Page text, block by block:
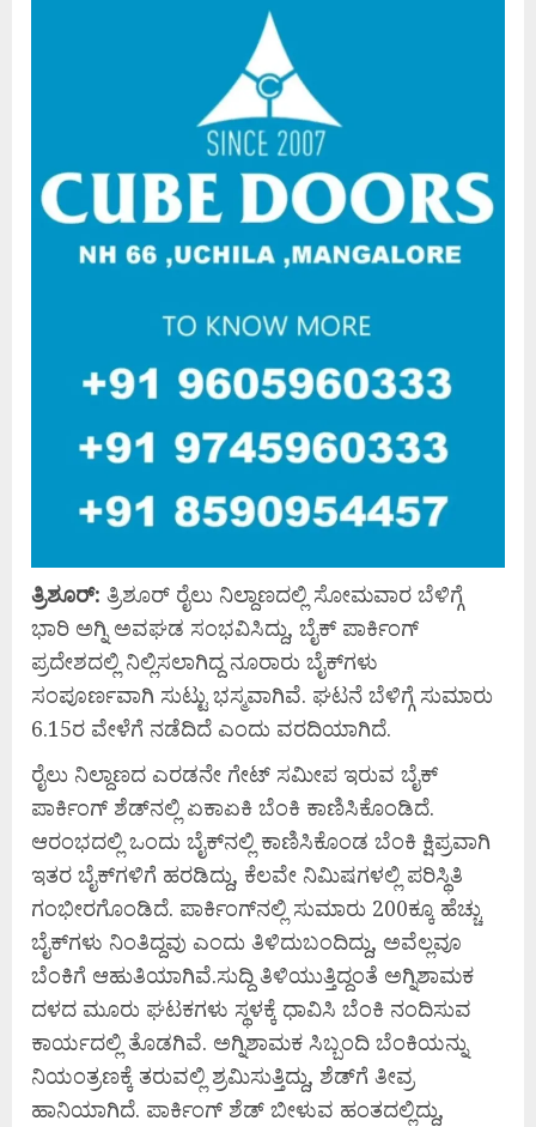
ತ್ರಿಶೂರ್: ತ್ರಿಶೂರ್ ರೈಲು ನಿಲ್ದಾಣದಲ್ಲಿ ಸೋಮವಾರ ಬೆಳಿಗ್ಗೆ
ಭಾರಿ ಅಗ್ನಿ ಅವಘಡ ಸಂಭವಿಸಿದ್ದು, ಬೈಕ್ ಪಾರ್ಕಿಂಗ್
ಪ್ರದೇಶದಲ್ಲಿ ನಿಲ್ಲಿಸಲಾಗಿದ್ದ ನೂರಾರು ಬೈಕ್‌ಗಳು
ಸಂಪೂರ್ಣವಾಗಿ ಸುಟ್ಟು ಭಸ್ಮವಾಗಿವೆ. ಘಟನೆ ಬೆಳಿಗ್ಗೆ ಸುಮಾರು
6.15ರ ವೇಳೆಗೆ ನಡೆದಿದೆ ಎಂದು ವರದಿಯಾಗಿದೆ.
ರೈಲು ನಿಲ್ದಾಣದ ಎರಡನೇ ಗೇಟ್ ಸಮೀಪ ಇರುವ ಬೈಕ್
ಪಾರ್ಕಿಂಗ್ ಶೆಡ್‌ನಲ್ಲಿ ಏಕಾಏಕಿ ಬೆಂಕಿ ಕಾಣಿಸಿಕೊಂಡಿದೆ.
ಆರಂಭದಲ್ಲಿ ಒಂದು ಬೈಕ್‌ನಲ್ಲಿ ಕಾಣಿಸಿಕೊಂಡ ಬೆಂಕಿ ಕ್ಷಿಪ್ರವಾಗಿ
ಇತರ ಬೈಕ್‌ಗಳಿಗೆ ಹರಡಿದ್ದು, ಕೆಲವೇ ನಿಮಿಷಗಳಲ್ಲಿ ಪರಿಸ್ಥಿತಿ
ಗಂಭೀರಗೊಂಡಿದೆ. ಪಾರ್ಕಿಂಗ್‌ನಲ್ಲಿ ಸುಮಾರು 200ಕ್ಕೂ ಹೆಚ್ಚು
ಬೈಕ್‌ಗಳು ನಿಂತಿದ್ದವು ಎಂದು ತಿಳಿದುಬಂದಿದ್ದು, ಅವೆಲ್ಲವೂ
ಬೆಂಕಿಗೆ ಆಹುತಿಯಾಗಿವೆ.ಸುದ್ದಿ ತಿಳಿಯುತ್ತಿದ್ದಂತೆ ಅಗ್ನಿಶಾಮಕ
ದಳದ ಮೂರು ಘಟಕಗಳು ಸ್ಥಳಕ್ಕೆ ಧಾವಿಸಿ ಬೆಂಕಿ ನಂದಿಸುವ
ಕಾರ್ಯದಲ್ಲಿ ತೊಡಗಿವೆ. ಅಗ್ನಿಶಾಮಕ ಸಿಬ್ಬಂದಿ ಬೆಂಕಿಯನ್ನು
ನಿಯಂತ್ರಣಕ್ಕೆ ತರುವಲ್ಲಿ ಶ್ರಮಿಸುತ್ತಿದ್ದು, ಶೆಡ್‌ಗೆ ತೀವ್ರ
ಹಾನಿಯಾಗಿದೆ. ಪಾರ್ಕಿಂಗ್ ಶೆಡ್ ಬೀಳುವ ಹಂತದಲ್ಲಿದ್ದು,